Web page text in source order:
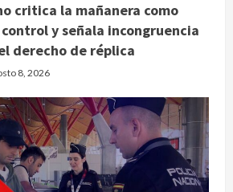
critica la mañanera como
y señala incongruencia
derecho de réplica
8, 2026